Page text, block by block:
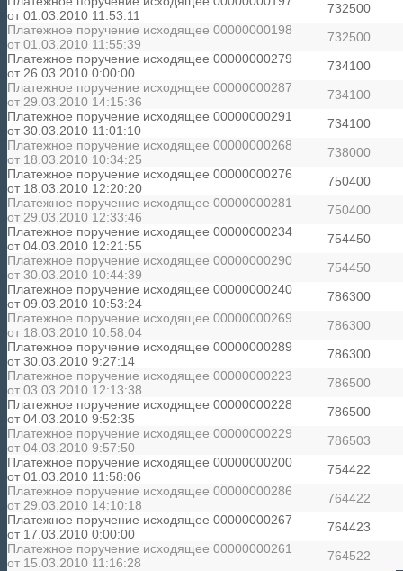
от 01.03.2010 11:53:11
732500
Платежное поручение исходящее 00000000198
от 01.03.2010 11:55:39
732500
Платежное поручение исходящее 00000000279
от 26.03.2010 0:00:00
734100
Платежное поручение исходящее 00000000287
от 29.03.2010 14:15:36
734100
Платежное поручение исходящее 00000000291
от 30.03.2010 11:01:10
734100
Платежное поручение исходящее 00000000268
от 18.03.2010 10:34:25
738000
Платежное поручение исходящее 00000000276
от 18.03.2010 12:20:20
750400
Платежное поручение исходящее 00000000281
от 29.03.2010 12:33:46
750400
Платежное поручение исходящее 00000000234
от 04.03.2010 12:21:55
754450
Платежное поручение исходящее 00000000290
от 30.03.2010 10:44:39
754450
Платежное поручение исходящее 00000000240
от 09.03.2010 10:53:24
786300
Платежное поручение исходящее 00000000269
от 18.03.2010 10:58:04
786300
Платежное поручение исходящее 00000000289
от 30.03.2010 9:27:14
786300
Платежное поручение исходящее 00000000223
от 03.03.2010 12:13:38
786500
Платежное поручение исходящее 00000000228
от 04.03.2010 9:52:35
786500
Платежное поручение исходящее 00000000229
от 04.03.2010 9:57:50
786503
Платежное поручение исходящее 00000000200
от 01.03.2010 11:58:06
754422
Платежное поручение исходящее 00000000286
от 29.03.2010 14:10:18
764422
Платежное поручение исходящее 00000000267
от 17.03.2010 0:00:00
764423
Платежное поручение исходящее 00000000261
от 15.03.2010 11:16:28
764522